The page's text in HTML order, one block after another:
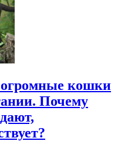
кошки
Почему